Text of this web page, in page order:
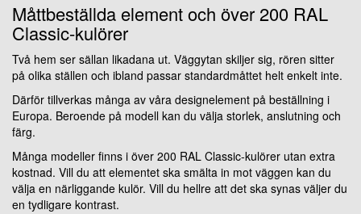
Måttbeställda element och över 200 RAL
Classic-kulörer
Två hem ser sällan likadana ut. Väggytan skiljer sig, rören sitter
på olika ställen och ibland passar standardmåttet helt enkelt inte.
Därför tillverkas många av våra designelement på beställning i
Europa. Beroende på modell kan du välja storlek, anslutning och
färg.
Många modeller finns i över 200 RAL Classic-kulörer utan extra
kostnad. Vill du att elementet ska smälta in mot väggen kan du
välja en närliggande kulör. Vill du hellre att det ska synas väljer du
en tydligare kontrast.